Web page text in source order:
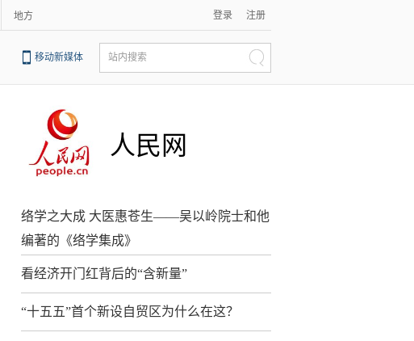
地方 登录 注册
移动新媒体 站内搜索
人民网
络学之大成 大医惠苍生——吴以岭院士和他
编著的《络学集成》
看经济开门红背后的“含新量”
“十五五”首个新设自贸区为什么在这？